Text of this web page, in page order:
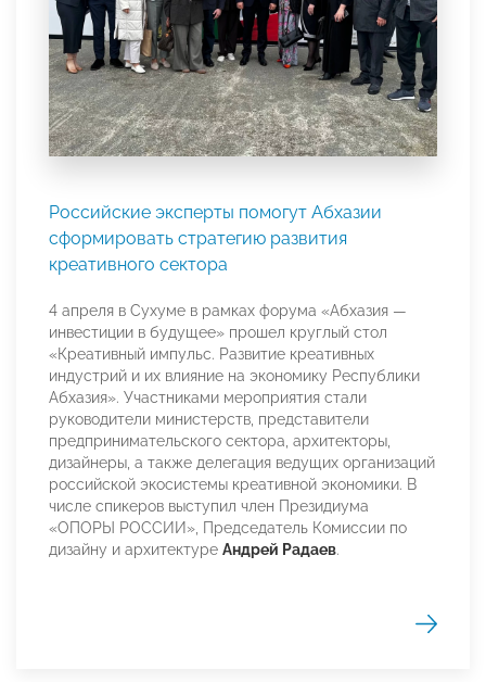
Российские эксперты помогут Абхазии
сформировать стратегию развития
креативного сектора
4 апреля в Сухуме в рамках форума «Абхазия —
инвестиции в будущее» прошел круглый стол
«Креативный импульс. Развитие креативных
индустрий и их влияние на экономику Республики
Абхазия». Участниками мероприятия стали
руководители министерств, представители
предпринимательского сектора, архитекторы,
дизайнеры, а также делегация ведущих организаций
российской экосистемы креативной экономики. В
числе спикеров выступил член Президиума
«ОПОРЫ РОССИИ», Председатель Комиссии по
дизайну и архитектуре Андрей Радаев.